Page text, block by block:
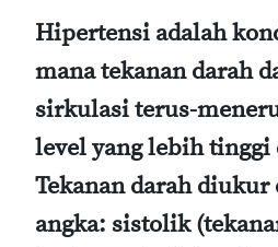
Hipertensi adalah
mana tekanan darah
sirkulasi terus-
level yang lebih
Tekanan darah diukur
angka: sistolik